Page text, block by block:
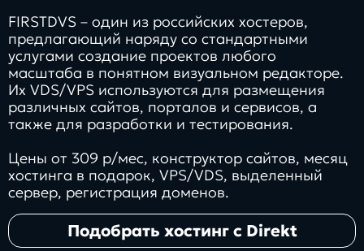
FIRSTDVS – один из российских хостеров,
предлагающий наряду со стандартными
услугами создание проектов любого
масштаба в понятном визуальном редакторе.
Их VDS/VPS используются для размещения
различных сайтов, порталов и сервисов, а
также для разработки и тестирования.
Цены от 309 р/мес, конструктор сайтов, месяц
хостинга в подарок, VPS/VDS, выделенный
сервер, регистрация доменов.
Подобрать хостинг с Direkt